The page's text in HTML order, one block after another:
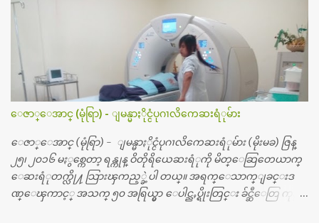
ေဇာ္ေအာင္ (မုံရြာ) - ျမန္မာႏိုင္ငံပုဂၢလိကေဆးရံုမ်ား
ေဇာ္ေအာင္ (မုံရြာ) - ျမန္မာႏိုင္ငံပုဂၢလိကေဆးရံုမ်ား (မိုးမခ) ဇြန္
၂၅၊ ၂၀၁၆ မႏွစ္ကေတာ့ ရန္ကုန္ ဝိတိုရိယေဆးရံုကို မိတ္ေဆြတေယာက္
ေဆးရံုတက္လို႔ သြားၾကည့္ခဲ့ပါ တယ္။ အရက္ေသာက္ျခင္းဒ
ဏ္ေၾကာင့္ အသက္ ၅၀ အရြယ္မွာ ေပါင္ညႇပ္ရိုးတြင္း ခ်င္ဆီေတြ ကုန္ခ